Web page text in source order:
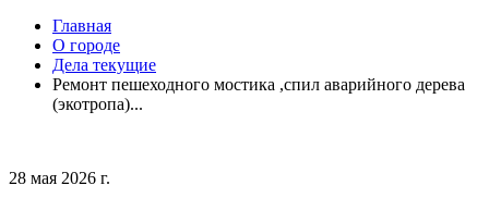
Главная
О городе
Дела текущие
Ремонт пешеходного мостика ,спил аварийного дерева
(экотропа)...
28 мая 2026 г.